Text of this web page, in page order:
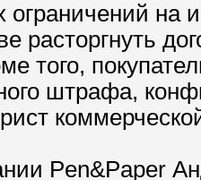
на
расторгнуть
того,
штрафа,
Pen&Paper